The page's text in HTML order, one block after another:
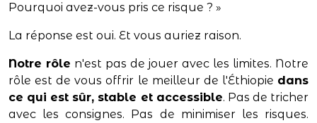
Pourquoi avez-vous pris ce risque ? »
La réponse est oui. Et vous auriez raison.
Notre rôle n'est pas de jouer avec les limites. Notre
rôle est de vous offrir le meilleur de l'Éthiopie dans
ce qui est sûr, stable et accessible. Pas de tricher
avec les consignes. Pas de minimiser les risques.